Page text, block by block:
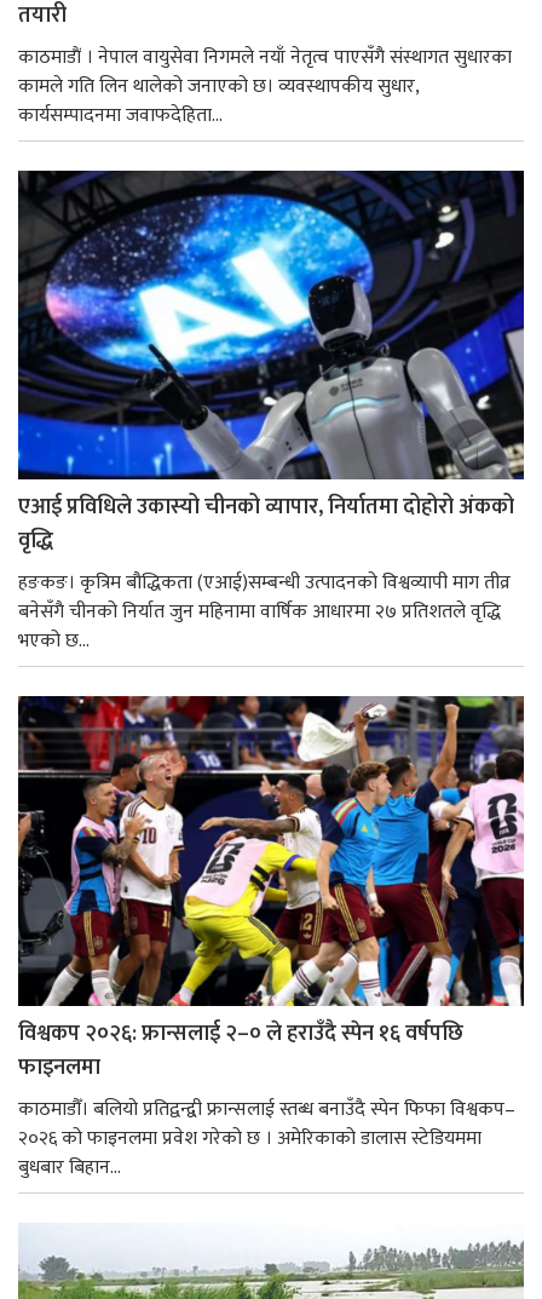
तयारी
काठमाडाैं । नेपाल वायुसेवा निगमले नयाँ नेतृत्व पाएसँगै संस्थागत सुधारका
कामले गति लिन थालेको जनाएको छ। व्यवस्थापकीय सुधार,
कार्यसम्पादनमा जवाफदेहिता...
एआई प्रविधिले उकास्यो चीनको व्यापार, निर्यातमा दोहोरो अंकको
वृद्धि
हङकङ। कृत्रिम बौद्धिकता (एआई)सम्बन्धी उत्पादनको विश्वव्यापी माग तीव्र
बनेसँगै चीनको निर्यात जुन महिनामा वार्षिक आधारमा २७ प्रतिशतले वृद्धि
भएको छ...
विश्वकप २०२६: फ्रान्सलाई २–० ले हराउँदै स्पेन १६ वर्षपछि
फाइनलमा
काठमाडौँ। बलियो प्रतिद्वन्द्वी फ्रान्सलाई स्तब्ध बनाउँदै स्पेन फिफा विश्वकप–
२०२६ को फाइनलमा प्रवेश गरेको छ । अमेरिकाको डालास स्टेडियममा
बुधबार बिहान...